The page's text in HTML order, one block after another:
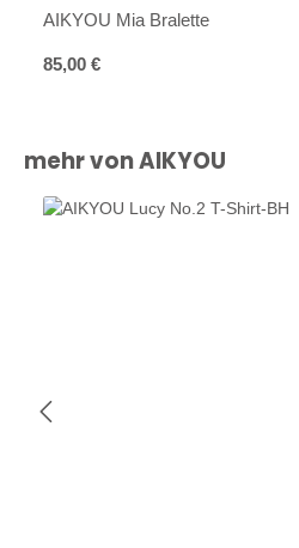
AIKYOU Mia Bralette
Regulärer Preis:
85,00 €
Produktgalerie überspringen
mehr von AIKYOU